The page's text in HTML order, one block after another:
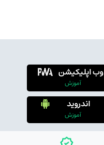
وب اپلیکیشن
آموزش
اندروید
آموزش